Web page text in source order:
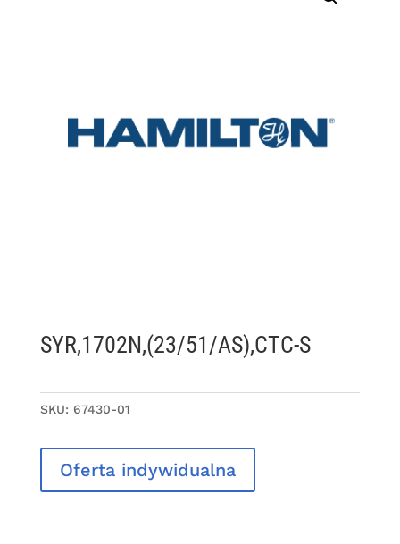
SYR,1702N,(23/51/AS),CTC-S
SKU: 67430-01
Oferta indywidualna